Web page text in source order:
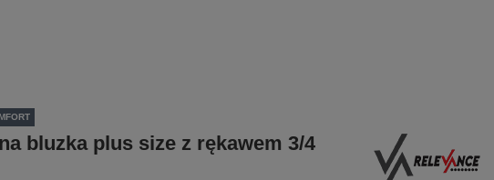
bluzka plus size z rękawem 3/4